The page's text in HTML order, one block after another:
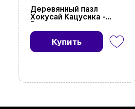
Деревянный пазл
Хокусай Кацусика -
Великая волна в
Канагава (200)
Купить